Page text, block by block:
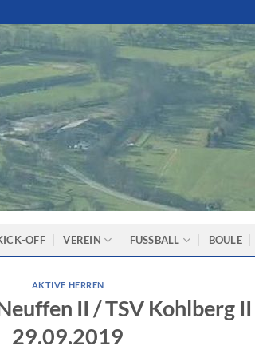
OFF VEREIN FUSSBALL BOULE
AKTIVE HERREN
II / TSV Kohlberg
29.09.2019